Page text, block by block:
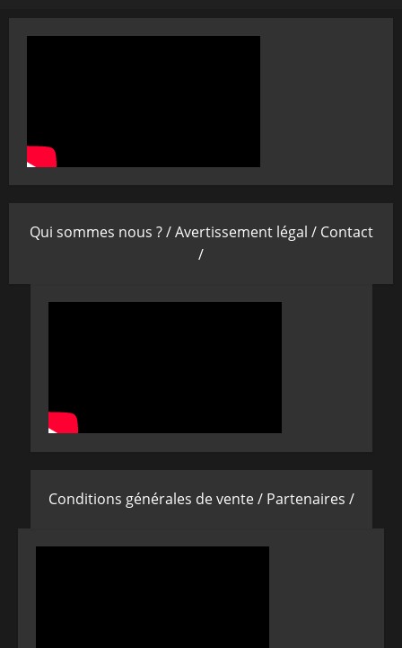
Qui sommes nous ? /Avertissement légal / Contact
/
Conditions générales de vente / Partenaires /